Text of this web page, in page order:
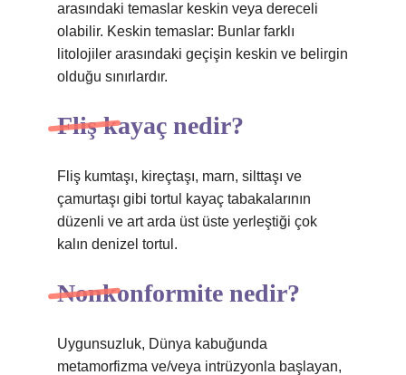
arasındaki temaslar keskin veya dereceli
olabilir. Keskin temaslar: Bunlar farklı
litolojiler arasındaki geçişin keskin ve belirgin
olduğu sınırlardır.
Fliş kayaç nedir?
Fliş kumtaşı, kireçtaşı, marn, silttaşı ve
çamurtaşı gibi tortul kayaç tabakalarının
düzenli ve art arda üst üste yerleştiği çok
kalın denizel tortul.
Nonkonformite nedir?
Uygunsuzluk, Dünya kabuğunda
metamorfizma ve/veya intrüzyonla başlayan,